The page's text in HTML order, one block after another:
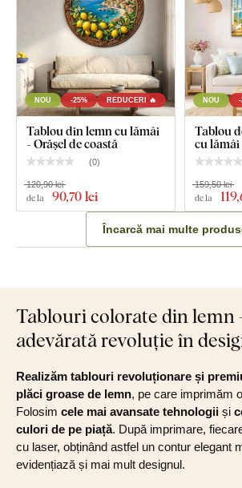
NOU -25% REDUCERI 🔥
Tablou din lemn cu lămâi
- Orășel de coastă
(0)
de la 90,70 lei
120,90 lei
NOU -
Tablou
cu lămâi
de la 119
159,50 lei
Încarcă mai multe
Tablouri colorate din lemn
adevărată revoluție în
Realizăm tablouri revoluționare și
plăci groase de lemn, pe care imprimăm
Folosim cele mai avansate tehnologii și
culori de pe piață. După imprimare,
cu laser, obținând astfel un contur elegant
evidențiază și mai mult designul.